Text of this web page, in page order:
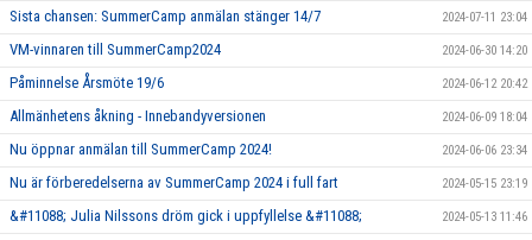
Sista chansen: SummerCamp anmälan stänger 14/7 2024-07-11 23:04
VM-vinnaren till SummerCamp2024 2024-06-30 14:20
Påminnelse Årsmöte 19/6 2024-06-12 20:42
Allmänhetens åkning - Innebandyversionen 2024-06-09 18:04
Nu öppnar anmälan till SummerCamp 2024! 2024-06-06 23:34
Nu är förberedelserna av SummerCamp 2024 i full fart 2024-05-15 23:19
&#11088; Julia Nilssons dröm gick i uppfyllelse &#11088; 2024-05-13 11:46